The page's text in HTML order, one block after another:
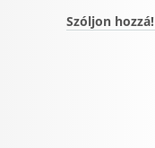
Szóljon hozzá!